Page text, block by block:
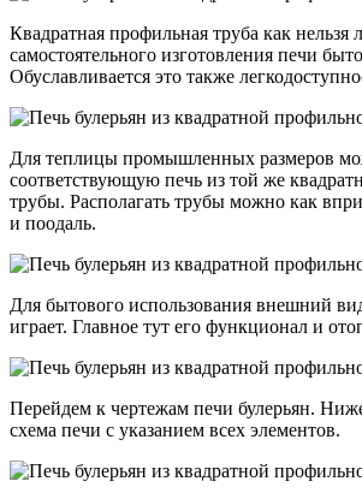
Квадратная профильная труба как нельзя
самостоятельного изготовления печи
Обуславливается это также
Для теплицы промышленных размеров
соответствующую печь из той же
трубы. Располагать трубы можно как
и поодаль.
Для бытового использования внешний
играет. Главное тут его функционал и
Перейдем к чертежам печи булерьян.
схема печи с указанием всех элементов.